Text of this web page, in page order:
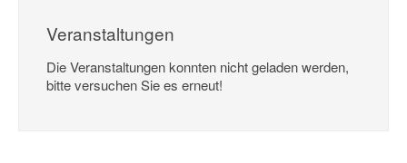
Veranstaltungen
Die Veranstaltungen konnten nicht geladen werden,
bitte versuchen Sie es erneut!